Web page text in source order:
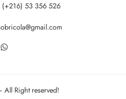
53 356 526
Right reserved!